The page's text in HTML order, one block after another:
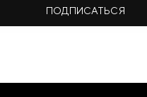
ПОДПИСАТЬСЯ